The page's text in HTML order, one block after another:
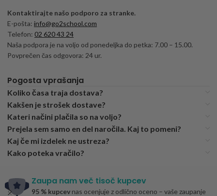
Kontaktirajte našo podporo za stranke.
E-pošta: info@go2school.com
Telefon: 02 620 43 24
Naša podpora je na voljo od ponedeljka do petka: 7.00 – 15.00.
Povprečen čas odgovora: 24 ur.
Pogosta vprašanja
Koliko časa traja dostava?
Kakšen je strošek dostave?
Kateri načini plačila so na voljo?
Prejela sem samo en del naročila. Kaj to pomeni?
Kaj če mi izdelek ne ustreza?
Kako poteka vračilo?
Zaupa nam več tisoč kupcev
95 % kupcev nas ocenjuje z odlično oceno – vaše zaupanje